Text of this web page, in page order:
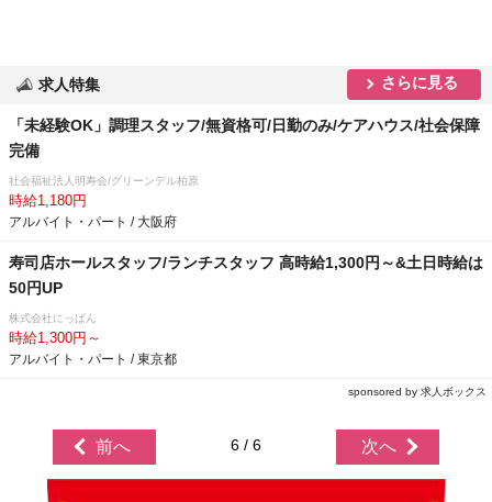
求人特集 さらに見る
「未経験OK」調理スタッフ/無資格可/日勤のみ/ケアハウス/社会保障
完備
社会福祉法人明寿会/グリーンデル柏原
時給1,180円
アルバイト・パート / 大阪府
寿司店ホールスタッフ/ランチスタッフ 高時給1,300円～&土日時給は
50円UP
株式会社にっぱん
時給1,300円～
アルバイト・パート / 東京都
sponsored by 求人ボックス
前へ 6 / 6 次へ